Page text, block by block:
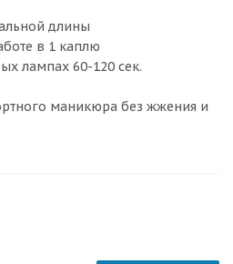
длины
в 1 каплю
лампах 60-120 сек.
маникюра без жжения и